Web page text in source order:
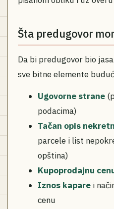
Šta predugovor
Da bi predugovor bio
sve bitne elemente
Ugovorne strane
podacima)
Tačan opis
parcele i list
opština)
Kupoprodajnu
Iznos kaparei
cenu